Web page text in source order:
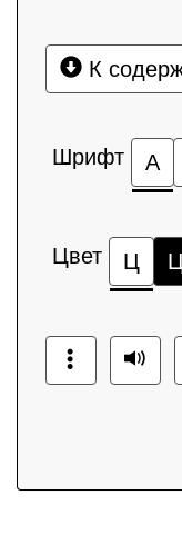
К
Шрифт А
Цвет Ц